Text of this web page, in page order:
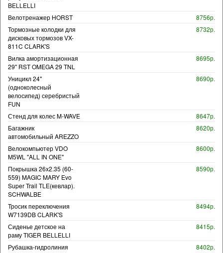
BELLELLI
Велотренажер HORST
8756р.
Тормозные колодки для
дисковых тормозов VX-
811C CLARK'S
8732р.
Вилка амортизационная
29" RST OMEGA 29 TNL
8695р.
Уницикл 24"
(одноколесный
велосипед) серебристый
FUN
8690р.
Стенд для колес M-WAVE
8647р.
Багажник
автомобильный AREZZO
8620р.
Велокомпьютер VDO
M5WL "ALL IN ONE"
8600р.
Покрышка 26x2.35 (60-
559) MAGIC MARY Evo
Super Trail TLE(кевлар).
SCHWALBE
8590р.
Тросик переключения
W7139DB CLARK'S
8494р.
Сиденье детское на
раму TIGER BELLELLI
8415р.
Рубашка-гидролиния
8402р.